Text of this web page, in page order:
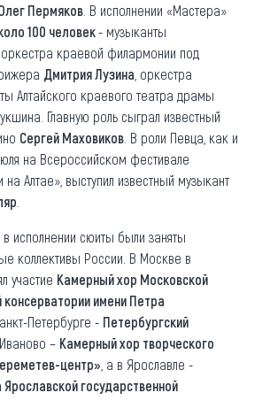
Пермяков . В исполнении «Мастера»
100 человек- музыканты
краевой филармонии под
Дмитрия Лузина , оркестра
Алтайского краевого театра драмы
Главную роль сыграл известный
Сергей Маховиков . В роли Певца, как и
на Всероссийском фестивале
Алтае», выступил известный музыкант
исполнении сюиты были заняты
коллективы России. В Москве в
участие Камерный хор Московской
консерватории имени Петра
Петербурге - Петербургский
Иваново – Камерный хор творческого
центр» , а в Ярославле -
государственной